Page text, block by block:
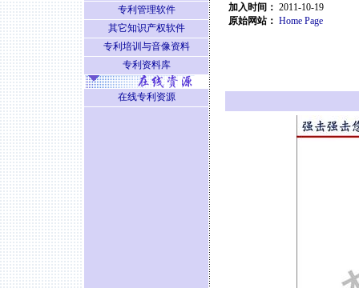
加入时间： 2011-10-19
原始网站： Home Page
专利管理软件
其它知识产权软件
专利培训与音像资料
专利资料库
在线专利资源